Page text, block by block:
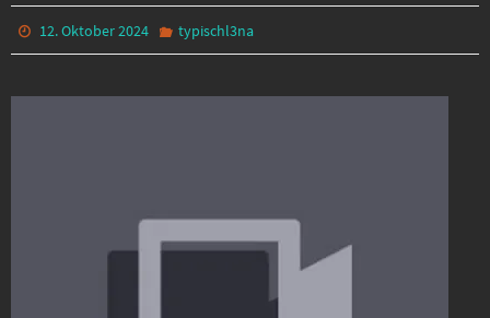
12. Oktober 2024 typischl3na